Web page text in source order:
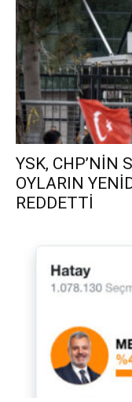
YSK, CHP’NİN
OYLARIN
REDDETTİ